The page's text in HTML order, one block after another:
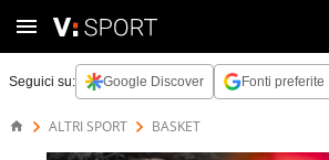
Seguici su: Google Discover Fonti preferite
ALTRI SPORT BASKET